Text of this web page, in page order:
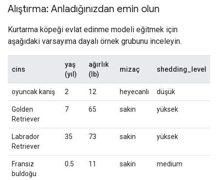
Alıştırma: Anladığınızdan emin olun
Kurtarma köpeği evlat edinme modeli eğitmek için
aşağıdaki varsayıma dayalı örnek grubunu inceleyin.
cins
yaş
(yıl)
ağırlık
(lb)
mizaç shedding_level
oyuncak kaniş 2 12 heyecanlı düşük
Golden
Retriever
7 65 sakin yüksek
Labrador
Retriever
35 73 sakin yüksek
Fransız
buldoğu
0.5 11 sakin medium